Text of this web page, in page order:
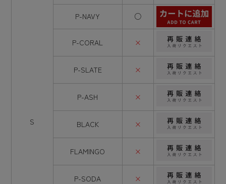
S
P-NAVY ○
P-CORAL ×
P-SLATE ×
P-ASH ×
BLACK ×
FLAMINGO ×
P-SODA ×